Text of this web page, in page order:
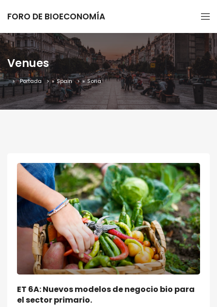
FORO DE BIOECONOMÍA
Venues
Portada » Spain » Soria
ET 6A: Nuevos modelos de negocio bio para
el sector primario.